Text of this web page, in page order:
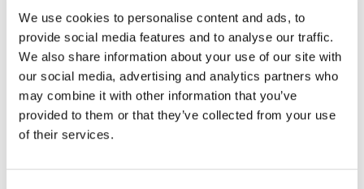
We use cookies to personalise content and ads, to
provide social media features and to analyse our traffic.
We also share information about your use of our site with
our social media, advertising and analytics partners who
may combine it with other information that you’ve
provided to them or that they’ve collected from your use
of their services.